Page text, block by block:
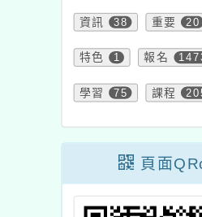
資訊 38 重要 20
特色 1 報名
學習 75 課程
頁面